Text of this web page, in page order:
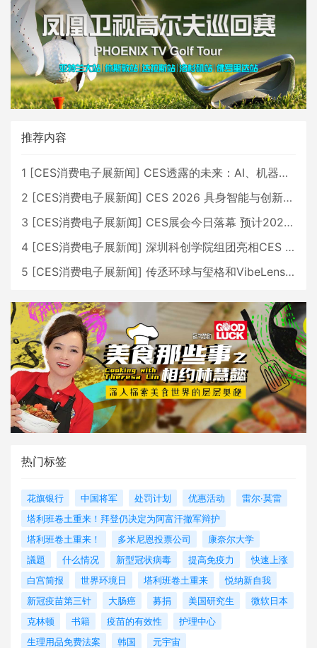
推荐内容
1 [CES消费电子展新闻] CES透露的未来：AI、机器人与智能生活大爆发
2 [CES消费电子展新闻] CES 2026 具身智能与创新领域 中国公司大放异彩
3 [CES消费电子展新闻] CES展会今日落幕 预计2026行业收入将超五千亿美元
4 [CES消费电子展新闻] 深圳科创学院组团亮相CES 广受好评
5 [CES消费电子展新闻] 传丞环球与玺格和VibeLens共同推出全新耳机
热门标签
花旗银行 中国将军 处罚计划 优惠活动
雷尔·莫雷
塔利班卷土重来！拜登仍决定为阿富汗撤军辩护
塔利班卷土重来！
多米尼恩投票公司
康奈尔大学
議題
什么情况 新型冠状病毒 提高免疫力
快速上涨
白宫简报
世界环境日 塔利班卷土重来
悦纳新自我
新冠疫苗第三针
大肠癌 募捐 美国研究生
微软日本
克林顿
书籍 疫苗的有效性
护理中心
生理用品免费法案
韩国 元宇宙